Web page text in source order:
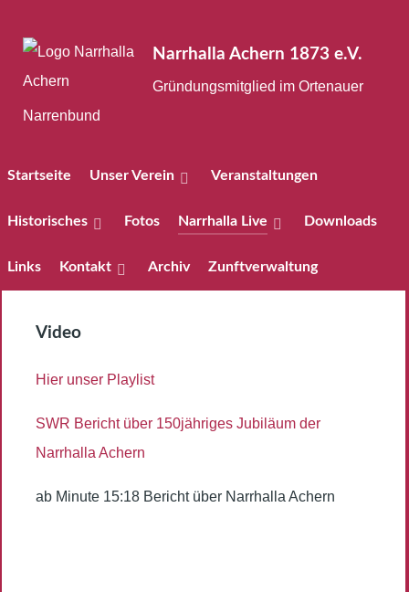
Narrhalla Achern 1873 e.V.
Gründungsmitglied im Ortenauer
Narrenbund
Startseite Unser Verein Veranstaltungen
Historisches Fotos Narrhalla Live Downloads
Links Kontakt Archiv Zunftverwaltung
Video
Hier unser Playlist
SWR Bericht über 150jähriges Jubiläum der
Narrhalla Achern
ab Minute 15:18 Bericht über Narrhalla Achern